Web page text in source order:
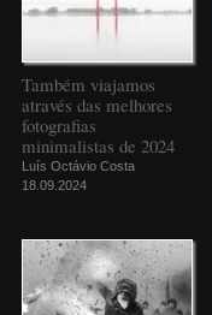
Também viajamos
através das melhores
fotografias
minimalistas de 2024
Luís Octávio Costa
18.09.2024